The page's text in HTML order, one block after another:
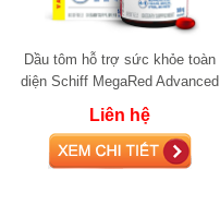
Dầu tôm hỗ trợ sức khỏe toàn
diện Schiff MegaRed Advanced
500mg
Liên hệ